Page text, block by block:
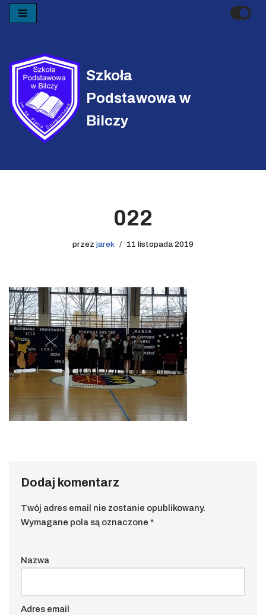
treści
Szkoła
Podstawowa w
Bilczy
022
przez jarek 11 listopada 2019
Dodaj komentarz
Twój adres email nie zostanie opublikowany.
Wymagane pola są oznaczone *
Nazwa
Adres email